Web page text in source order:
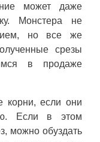
может даже
Монстера не
но все же
срезы
в продаже
корни, если они
Если в этом
можно обуздать